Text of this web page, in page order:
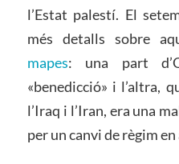
l’Estat palestí. El
més detalls sobre
mapes: una part
«benedicció» i l’altra,
l’Iraq i l’Iran, era una
per un canvi de règim